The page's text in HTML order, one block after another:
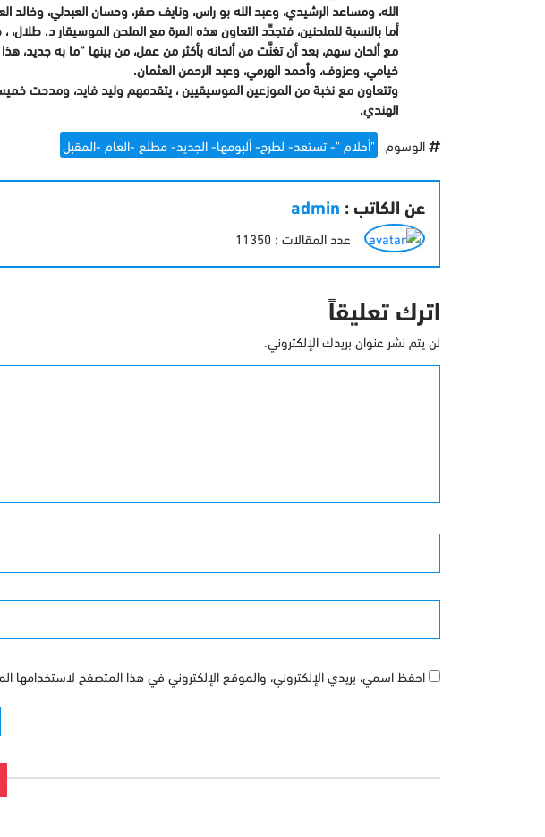
الله، ومساعد الرشيدي، وعبد الله بو راس، ونايف صقر، وحسان العبدلي، وخالد
مع ألحان سهم، بعد أن تغنَّت من ألحانه بأكثر من عمل، من بينها “ما به جديد،
خيامي، وعزوف، وأحمد الهرمي، وعبد الرحمن العثمان.
وتتعاون مع نخبة من الموزعين الموسيقيين ، يتقدمهم وليد فايد، ومدحت
الهندي.
الوسوم
"أحلام "- تستعد- لطرح- ألبومها- الجديد- مطلع -العام -المقبل
عن الكاتب : admin
عدد المقالات : 11350
اترك تعليقاً
لن يتم نشر عنوان بريدك الإلكتروني.
احفظ اسمي، بريدي الإلكتروني، والموقع الإلكتروني في هذا المتصفح لاستخدامها